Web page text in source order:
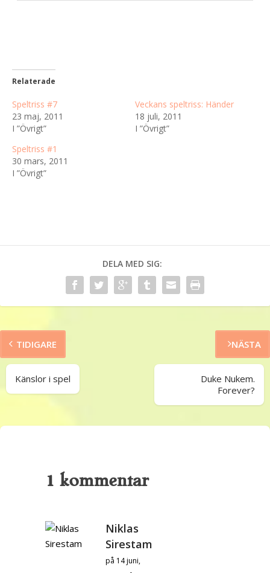
Relaterade
Speltriss #7
23 maj, 2011
I ”Övrigt”
Veckans speltriss: Händer
18 juli, 2011
I ”Övrigt”
Speltriss #1
30 mars, 2011
I ”Övrigt”
DELA MED SIG:
TIDIGARE
Känslor i spel
NÄSTA
Duke Nukem.
Forever?
1 kommentar
Niklas
Sirestam
på 14 juni,